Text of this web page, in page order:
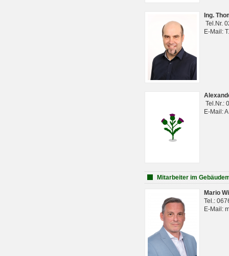
Ing.
Tel.Nr.
E-Mail:
Tel.Nr.:
E-Mail:
Mitarbeiter im
Mario
Tel.:
E-Mail: